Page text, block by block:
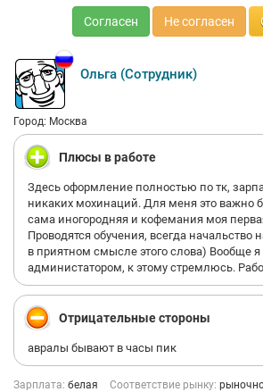
Согласен Не согласен
Ольга (Сотрудник)
Город: Москва
Плюсы в работе
Здесь оформление полностью по тк,
никаких мохинаций. Для меня это важно
сама иногородняя и кофемания моя
Проводятся обучения, всегда начальство
в приятном смысле этого слова) Вообще
администатором, к этому стремлюсь.
Отрицательные стороны
авралы бывают в часы пик
Зарплата: белая Соответствие рынку: